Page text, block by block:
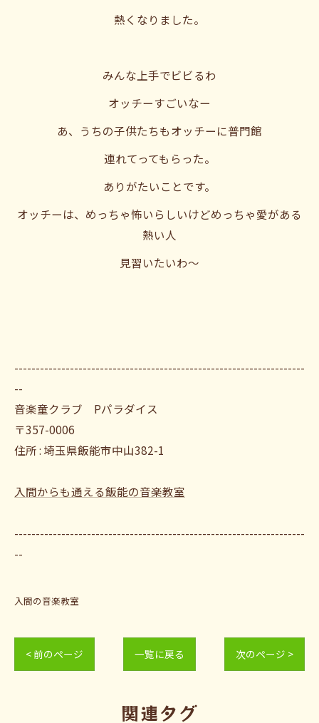
熱くなりました。
みんな上手でビビるわ
オッチーすごいなー
あ、うちの子供たちもオッチーに普門館
連れてってもらった。
ありがたいことです。
オッチーは、めっちゃ怖いらしいけどめっちゃ愛がある
熱い人
見習いたいわ〜
--------------------------------------------------------------------
--
音楽童クラブ Pパラダイス
〒357-0006
住所 : 埼玉県飯能市中山382-1
入間からも通える飯能の音楽教室
--------------------------------------------------------------------
--
入間の音楽教室
< 前のページ 一覧に戻る 次のページ >
関連タグ